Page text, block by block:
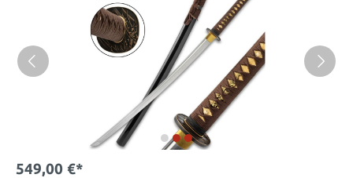
549,00 €*